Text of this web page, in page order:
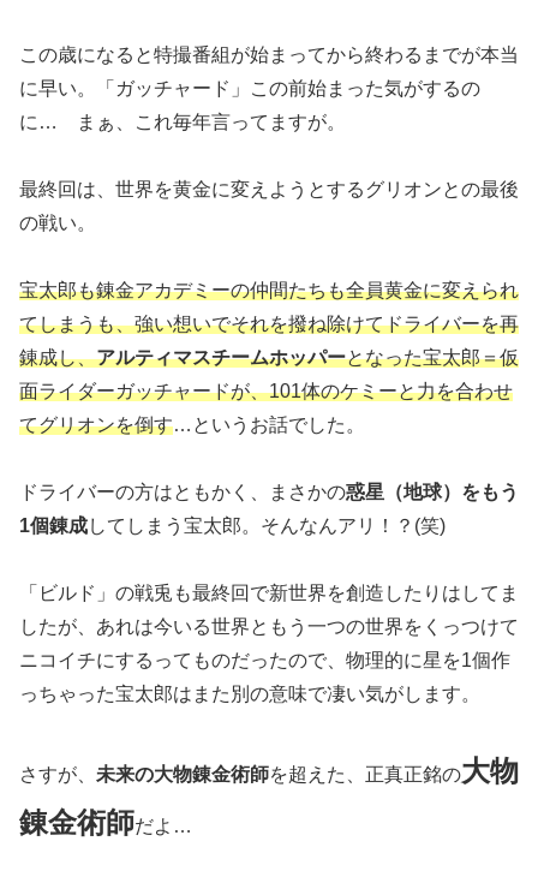
この歳になると特撮番組が始まってから終わるまでが本当
に早い。「ガッチャード」この前始まった気がするの
に… まぁ、これ毎年言ってますが。
最終回は、世界を黄金に変えようとするグリオンとの最後
の戦い。
宝太郎も錬金アカデミーの仲間たちも全員黄金に変えられ
てしまうも、強い想いでそれを撥ね除けてドライバーを再
錬成し、アルティマスチームホッパーとなった宝太郎＝仮
面ライダーガッチャードが、101体のケミーと力を合わせ
てグリオンを倒す…というお話でした。
ドライバーの方はともかく、まさかの惑星（地球）をもう
1個錬成してしまう宝太郎。そんなんアリ！？(笑)
「ビルド」の戦兎も最終回で新世界を創造したりはしてま
したが、あれは今いる世界ともう一つの世界をくっつけて
ニコイチにするってものだったので、物理的に星を1個作
っちゃった宝太郎はまた別の意味で凄い気がします。
さすが、 未来の大物錬金術師を超えた、正真正銘の大物
錬金術師だよ…